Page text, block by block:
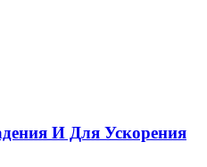
И Для Ускорения